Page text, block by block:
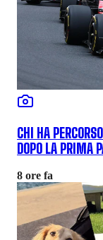
CHI HA
DOPO LA PRIMA
8 ore fa